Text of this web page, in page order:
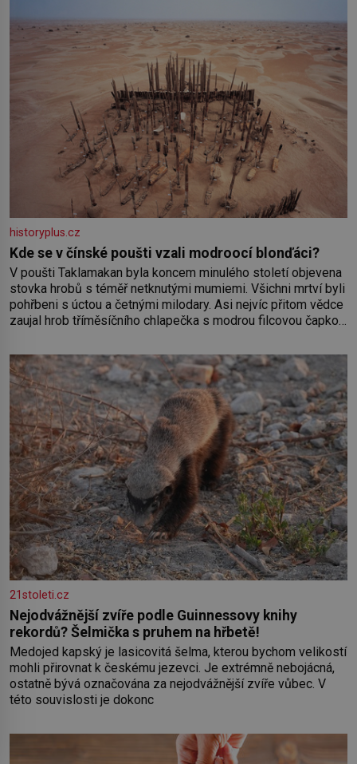
historyplus.cz
Kde se v čínské poušti vzali modroocí blonďáci?
V poušti Taklamakan byla koncem minulého století objevena
stovka hrobů s téměř netknutými mumiemi. Všichni mrtví byli
pohřbeni s úctou a četnými milodary. Asi nejvíc přitom vědce
zaujal hrob tříměsíčního chlapečka s modrou filcovou čapkou,
nesmírně dobře zachovalá, přičítají odborníci zdejším
klimatickým podmínkám. Sucho, prosolené písky a extrémně
21stoleti.cz
Nejodvážnější zvíře podle Guinnessovy knihy
rekordů? Šelmička s pruhem na hřbetě!
Medojed kapský je lasicovitá šelma, kterou bychom velikostí
mohli přirovnat k českému jezevci. Je extrémně nebojácná,
ostatně bývá označována za nejodvážnější zvíře vůbec. V
této souvislosti je dokonc